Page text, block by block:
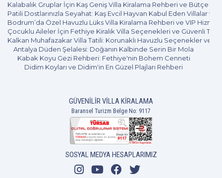
seçeneği de mevcut. Yani Yalıkavak Bodrum balayı
villaları ile korunaklı ve üst düzey konfora sahip bir tatil
yapmak mümkün.
Gündoğan
Bodrum'un önemli ilçelerinden olan Gündoğan, konum
Bu da Gündoğan’ı villa tatili için popüler konumlardan biri
haline getiriyor. Gündoğan’da Bodrum balayı villa
seçenekleri de sizleri bekliyor.
Güvercinlik
Bardakçı Koyu, Kargı Koyu ve Hurma Sahili de dahil
Not:Rezervasyon Onayı Tüm şirket bilgilerinin
ve Sizin bilgilerinizin yer aldığı resmi sözleşme
olarak geçerlidir. Sözleşme içersinde kiralamış
olduğunuz villanın ismi, Hangi tarihler arasında
konaklayacağınız, Villa kiralama tutarı ve Yapmış
olduğunuz ön ödeme tutarı gibi
resmi olarak şirketimize kayıtlıdır.
Rezervemi Nasıl Görebilirim
Ücrete Neler Dahildir
Kalabalık Gruplar İçin Kaş Geniş Villa Kiralama Rehberi ve Bütçe
Patili Dostlarınızla Seyahat: Kaş Evcil Hayvan Kabul Eden Villalar ve
Bodrum’da Özel Havuzlu Lüks Villa Kiralama Rehberi ve VIP
Çocuklu Aileler İçin Fethiye Kiralık Villa Seçenekleri ve Güvenli
Kalkan Muhafazakar Villa Tatili: Korunaklı Havuzlu Seçenekler ve
Antalya Düden Şelalesi: Doğanın Kalbinde Serin Bir Mola
Kabak Koyu Gezi Rehberi: Fethiye'nin Bohem Cenneti
Didim Koyları ve Didim'in En Güzel Plajları Rehberi
GÜVENILIR VILLA KIRALAMA
Baransel Turizm Belge No: 9117
SOSYAL MEDYA HESAPLARIMIZ